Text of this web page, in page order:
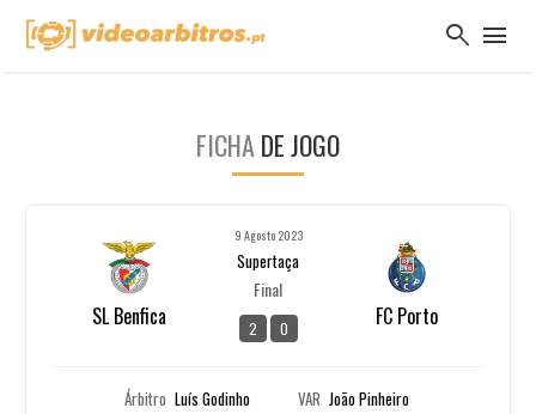
search menu
FICHA DE JOGO
SL Benfica
9 Agosto 2023
Supertaça
Final
2 0 FC Porto
Árbitro Luís Godinho VAR João Pinheiro